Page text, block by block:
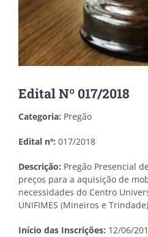
Edital Nº 017/2018
Categoria: Pregão
Edital nº: 017/2018
Descrição: Pregão Presencial
preços para a aquisição de
necessidades do Centro
UNIFIMES (Mineiros e
Início das Inscrições: 12/06/